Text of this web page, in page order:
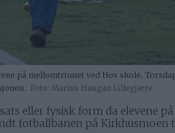
på mellomtrinnet ved Hov skole.
Marius Haugan Lillegjære
eller fysisk form da elevene
fotballbanen på Kirkhusmoen